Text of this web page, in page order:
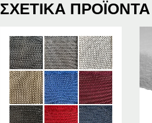
ΣΧΕΤΙΚΆ ΠΡΟΪΌΝΤΑ